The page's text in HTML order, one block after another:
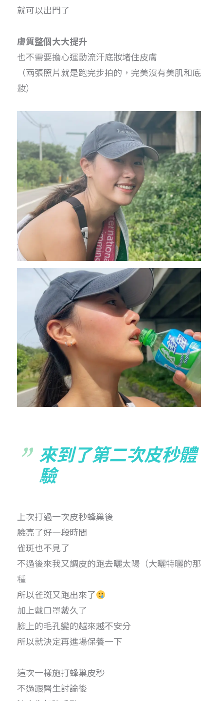
就可以出門了
膚質整個大大提升
也不需要擔心運動流汗底妝堵住皮膚
（兩張照片就是跑完步拍的，完美沒有美肌和底
妝）
來到了第二次皮秒體
驗
上次打過一次皮秒蜂巢後
臉亮了好一段時間
雀斑也不見了
不過後來我又調皮的跑去曬太陽（大曬特曬的那
種
所以雀斑又跑出來了
加上戴口罩戴久了
臉上的毛孔變的越來越不安分
所以就決定再進場保養一下
這次一樣施打蜂巢皮秒
不過跟醫生討論後